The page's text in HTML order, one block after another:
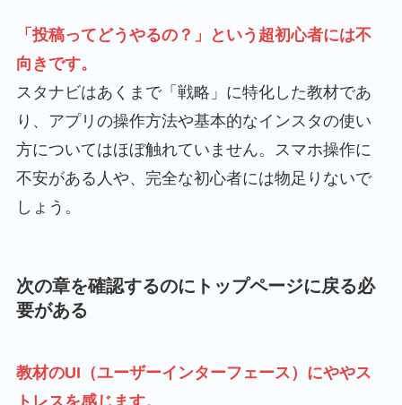
「投稿ってどうやるの？」という超初心者には不
向きです。
スタナビはあくまで「戦略」に特化した教材であ
り、アプリの操作方法や基本的なインスタの使い
方についてはほぼ触れていません。スマホ操作に
不安がある人や、完全な初心者には物足りないで
しょう。
次の章を確認するのにトップページに戻る必
要がある
教材のUI（ユーザーインターフェース）にややス
トレスを感じます。